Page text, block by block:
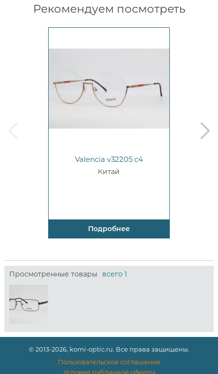
Рекомендуем посмотреть
Valencia v32205 c4
Китай
Подробнее
next
Просмотренные товары всего 1
© 2013-2026, komi-optic.ru. Все права защищены.
Пользовательское соглашение
Условия публичной оферты